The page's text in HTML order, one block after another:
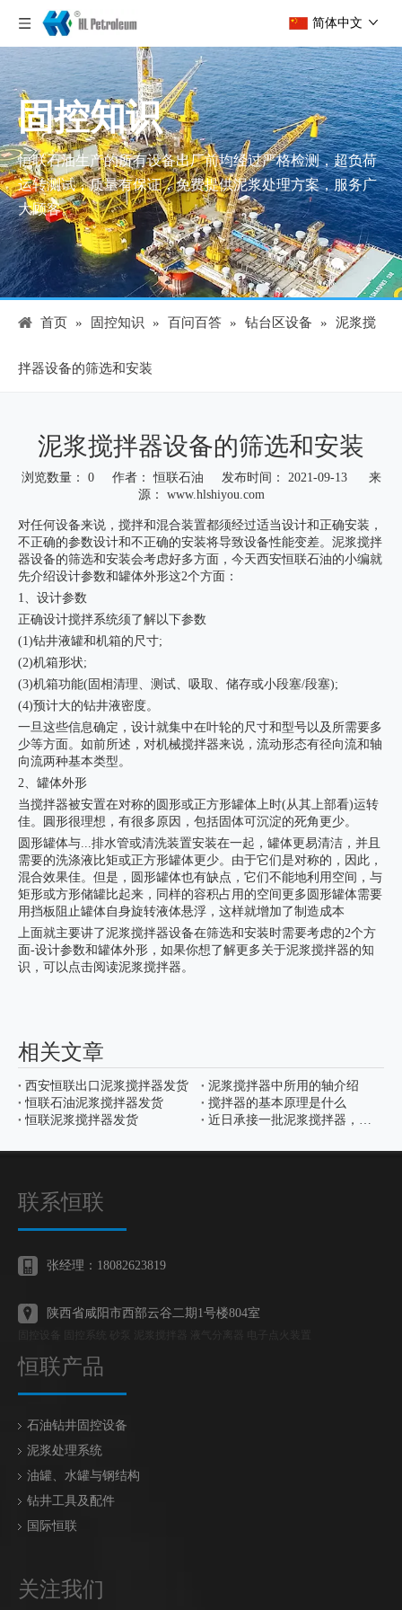
简体中文
固控知识
恒联石油生产的所有设备出厂前均经过严格检测，超负荷
运转测试，质量有保证，免费提供泥浆处理方案，服务广
大顾客。
首页 » 固控知识 » 百问百答 » 钻台区设备 » 泥浆搅
拌器设备的筛选和安装
泥浆搅拌器设备的筛选和安装
浏览数量： 0作者： 恒联石油 发布时间： 2021-09-13 来
源： www.hlshiyou.com
["wechat","weibo","qzone","douban","email"]
对任何设备来说，搅拌和混合装置都须经过适当设计和正确安装，
不正确的参数设计和不正确的安装将导致设备性能变差。泥浆搅拌
器设备的筛选和安装会考虑好多方面，今天西安恒联石油的小编就
先介绍设计参数和罐体外形这2个方面：
1、设计参数
正确设计搅拌系统须了解以下参数
(1)钻井液罐和机箱的尺寸;
(2)机箱形状;
(3)机箱功能(固相清理、测试、吸取、储存或小段塞/段塞);
(4)预计大的钻井液密度。
一旦这些信息确定，设计就集中在叶轮的尺寸和型号以及所需要多
少等方面。如前所述，对机械搅拌器来说，流动形态有径向流和轴
向流两种基本类型。
2、罐体外形
当搅拌器被安置在对称的圆形或正方形罐体上时(从其上部看)运转
佳。圓形很理想，有很多原因，包括固体可沉淀的死角更少。
圆形罐体与...排水管或清洗装置安装在一起，罐体更易清洁，并且
需要的洗涤液比矩或正方形罐体更少。由于它们是对称的，因此，
混合效果佳。但是，圆形罐体也有缺点，它们不能地利用空间，与
矩形或方形储罐比起来，同样的容积占用的空间更多圆形罐体需要
用挡板阻止罐体自身旋转液体悬浮，这样就增加了制造成本
上面就主要讲了泥浆搅拌器设备在筛选和安装时需要考虑的2个方
面-设计参数和罐体外形，如果你想了解更多关于泥浆搅拌器的知
识，可以点击阅读泥浆搅拌器。
相关文章
西安恒联出口泥浆搅拌器发货
泥浆搅拌器中所用的轴介绍
恒联石油泥浆搅拌器发货
搅拌器的基本原理是什么
恒联泥浆搅拌器发货
近日承接一批泥浆搅拌器，已生产完工准备发货。
联系恒联
张经理：18082623819
陕西省咸阳市西部云谷二期1号楼804室
恒联产品
石油钻井固控设备
泥浆处理系统
油罐、水罐与钢结构
钻井工具及配件
国际恒联
关注我们